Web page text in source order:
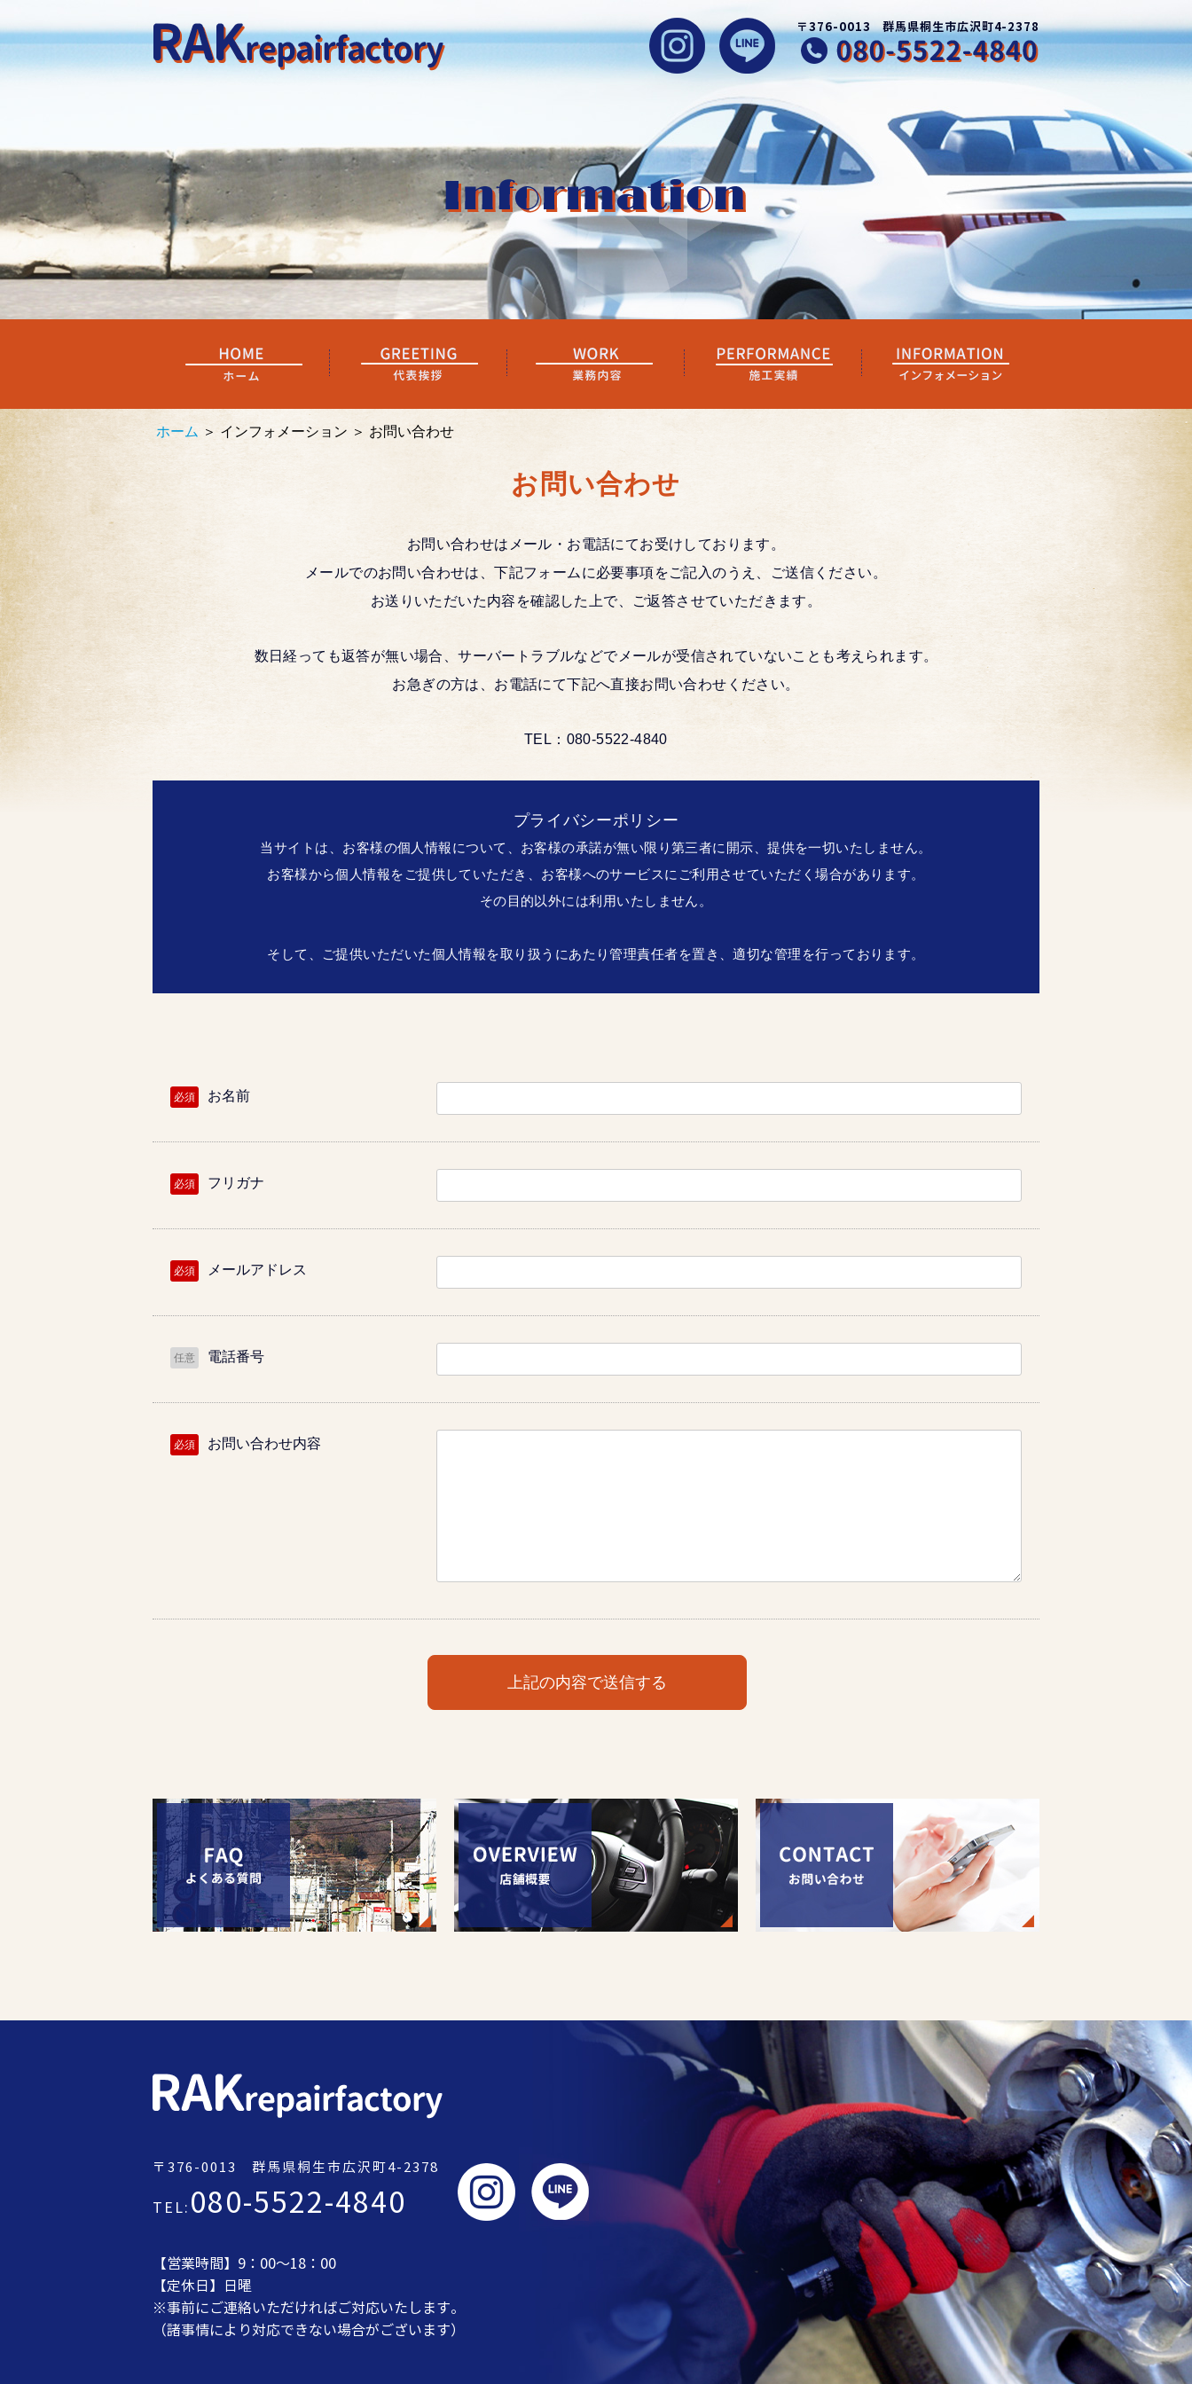
〒376-0013 群馬県桐生市広沢町4-2378
ホーム ＞ インフォメーション ＞ お問い合わせ
お問い合わせ
お問い合わせはメール・お電話にてお受けしております。
メールでのお問い合わせは、下記フォームに必要事項をご記入のうえ、ご送信ください。
お送りいただいた内容を確認した上で、ご返答させていただきます。
数日経っても返答が無い場合、サーバートラブルなどでメールが受信されていないことも考えられます。
お急ぎの方は、お電話にて下記へ直接お問い合わせください。
TEL：080-5522-4840
プライバシーポリシー
当サイトは、お客様の個人情報について、お客様の承諾が無い限り第三者に開示、提供を一切いたしません。
お客様から個人情報をご提供していただき、お客様へのサービスにご利用させていただく場合があります。
その目的以外には利用いたしません。
そして、ご提供いただいた個人情報を取り扱うにあたり管理責任者を置き、適切な管理を行っております。
必須 お名前
必須 フリガナ
必須 メールアドレス
任意 電話番号
必須 お問い合わせ内容
〒376-0013 群馬県桐生市広沢町4-2378
TEL: 080-5522-4840
【営業時間】9：00～18：00
【定休日】日曜
※事前にご連絡いただければご対応いたします。
（諸事情により対応できない場合がございます）